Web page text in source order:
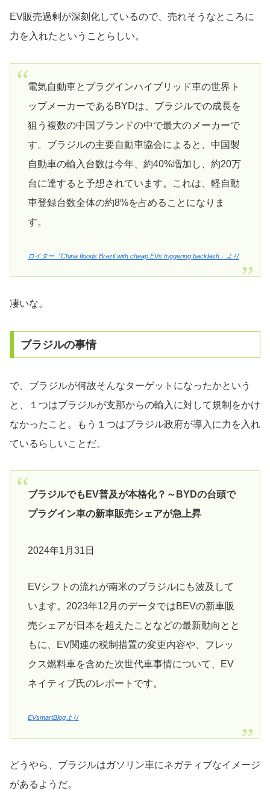
EV販売過剰が深刻化しているので、売れそうなところに
力を入れたということらしい。
電気自動車とプラグインハイブリッド車の世界ト
ップメーカーであるBYDは、ブラジルでの成長を
狙う複数の中国ブランドの中で最大のメーカーで
す。ブラジルの主要自動車協会によると、中国製
自動車の輸入台数は今年、約40%増加し、約20万
台に達すると予想されています。これは、軽自動
車登録台数全体の約8%を占めることになりま
す。
ロイター「China floods Brazil with cheap EVs triggering backlash」より
凄いな。
ブラジルの事情
で、ブラジルが何故そんなターゲットになったかという
と、１つはブラジルが支那からの輸入に対して規制をかけ
なかったこと。もう１つはブラジル政府が導入に力を入れ
ているらしいことだ。
ブラジルでもEV普及が本格化？～BYDの台頭で
プラグイン車の新車販売シェアが急上昇
2024年1月31日
EVシフトの流れが南米のブラジルにも波及して
います。2023年12月のデータではBEVの新車販
売シェアが日本を超えたことなどの最新動向とと
もに、EV関連の税制措置の変更内容や、フレッ
クス燃料車を含めた次世代車事情について、EV
ネイティブ氏のレポートです。
EVsmartBlogより
どうやら、ブラジルはガソリン車にネガティブなイメージ
があるようだ。